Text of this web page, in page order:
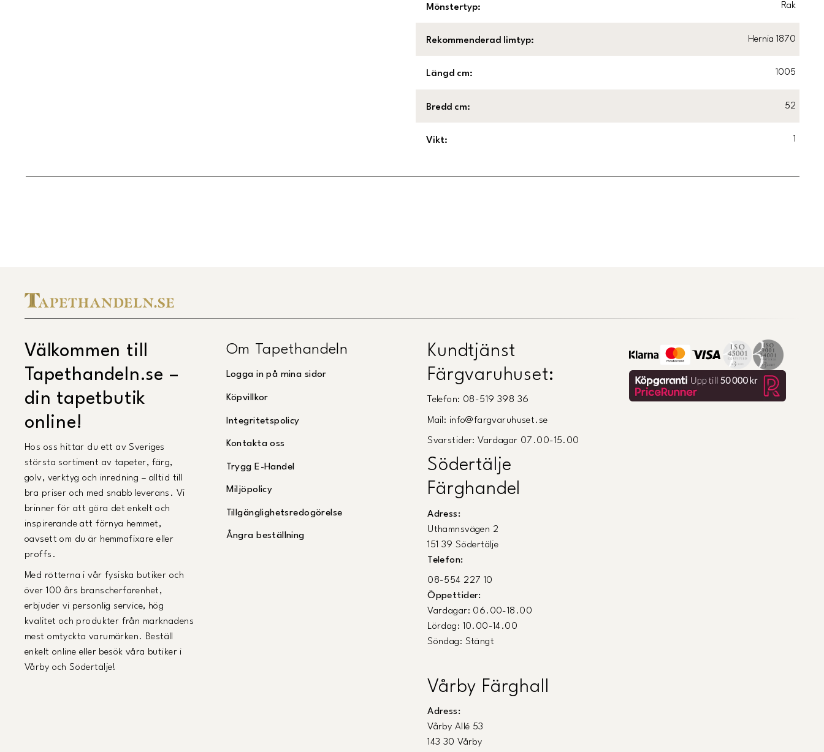
Mönstertyp: Rak
Rekommenderad limtyp: Hernia 1870
Längd cm: 1005
Bredd cm: 52
Vikt: 1
Välkommen till
Tapethandeln.se –
din tapetbutik
online!
Hos oss hittar du ett av Sveriges
största sortiment av tapeter, färg,
golv, verktyg och inredning – alltid till
bra priser och med snabb leverans. Vi
brinner för att göra det enkelt och
inspirerande att förnya hemmet,
oavsett om du är hemmafixare eller
proffs.
Med rötterna i vår fysiska butiker och
över 100 års branscherfarenhet,
erbjuder vi personlig service, hög
kvalitet och produkter från marknadens
mest omtyckta varumärken. Beställ
enkelt online eller besök våra butiker i
Vårby och Södertälje!
Om Tapethandeln
Logga in på mina sidor
Köpvillkor
Integritetspolicy
Kontakta oss
Trygg E-Handel
Miljöpolicy
Tillgänglighetsredogörelse
Ångra beställning
Kundtjänst
Färgvaruhuset:
Telefon: 08-519 398 36
Mail: info@fargvaruhuset.se
Svarstider: Vardagar 07.00-15.00
Södertälje
Färghandel
Adress:
Uthamnsvägen 2
151 39 Södertälje
Telefon:
08-554 227 10
Öppettider:
Vardagar: 06.00-18.00
Lördag: 10.00-14.00
Söndag: Stängt
Vårby Färghall
Adress:
Vårby Allé 53
143 30 Vårby